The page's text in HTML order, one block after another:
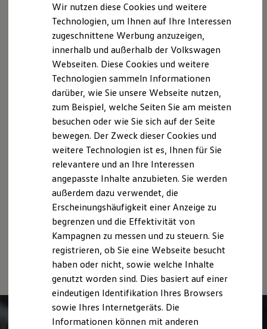
Laden unterwegs
Laden Zuhause
Ladestationen finden
Ladezeitensimulator
Batterie
Sicherheit
Nachhaltigkeit
Technologie
Kosten und Kauf
Verbrauchskosten
Kaufoptionen
E-Auto-Förderung
Software und Konnektivität
Die ID. Software 6
ID. Software Versionen und Updates
Digitale Extras
Schnittstellen zu Ihrem ID.
Marke und Erlebnis
Volkswagen R und R Experience
R-Modelle
R Experience
Driving Experience
Volkswagen entdecken
Werkbesichtigung
Lifestyle Shop
T-Roc Kollektion
Golf Kollektion
Disclaimer von Volkswagen AG
Die in dieser Darstellung gezeigten Fahrzeuge und
Ausstattungen können in einzelnen Details vom aktuellen
deutschen Lieferprogramm abweichen. Abgebildet sind
teilweise Sonderausstattungen der Fahrzeuge gegen
Bitte beachten Sie auch unseren Konfigurator für eine
Übersicht der aktuell verfügbaren Modelle und Ausstattungen.
Die angegebenen Verbrauchs- und Emissionswerte beziehen
sich nicht auf ein einzelnes Fahrzeug und sind nicht Bestandteil
des Angebots, sondern dienen allein Vergleichszwecken
zwischen den verschiedenen Fahrzeugtypen.
Zusatzausstattungen undZubehör(Anbauteile, Reifenformat
usw.) können relevante Fahrzeugparameter, wie
Rollwiderstand und Aerodynamik verändern und neben
Witterungs- und Verkehrsbedingungen sowie dem
individuellen Fahrverhalten den Kraftstoffverbrauch, den
Stromverbrauch, die CO₂-Emissionen und die
Fahrleistungswerte eines Fahrzeugs beeinflussen.
Wir nutzen diese Cookies und weitere
Technologien, um Ihnen auf Ihre Interessen
zugeschnittene Werbung anzuzeigen,
innerhalb und außerhalb der Volkswagen
Webseiten. Diese Cookies und weitere
Technologien sammeln Informationen
darüber, wie Sie unsere Webseite nutzen,
zum Beispiel, welche Seiten Sie am meisten
besuchen oder wie Sie sich auf der Seite
bewegen. Der Zweck dieser Cookies und
weitere Technologien ist es, Ihnen für Sie
relevantere und an Ihre Interessen
angepasste Inhalte anzubieten. Sie werden
außerdem dazu verwendet, die
Erscheinungshäufigkeit einer Anzeige zu
begrenzen und die Effektivität von
Kampagnen zu messen und zu steuern. Sie
registrieren, ob Sie eine Webseite besucht
haben oder nicht, sowie welche Inhalte
genutzt worden sind. Dies basiert auf einer
eindeutigen Identifikation Ihres Browsers
sowie Ihres Internetgeräts. Die
Informationen können mit anderen